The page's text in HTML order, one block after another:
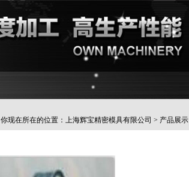
你现在所在的位置：上海辉宝精密模具有限公司 > 产品展示